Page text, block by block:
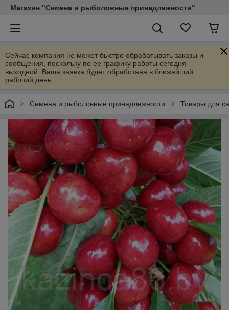
Магазин "Семена и рыболовные принадлежности"
Сейчас компания не может быстро обрабатывать заказы и
сообщения, поскольку по ее графику работы сегодня
выходной. Ваша заявка будет обработана в ближайший
рабочий день.
Семена и рыболовные принадлежности Товары для